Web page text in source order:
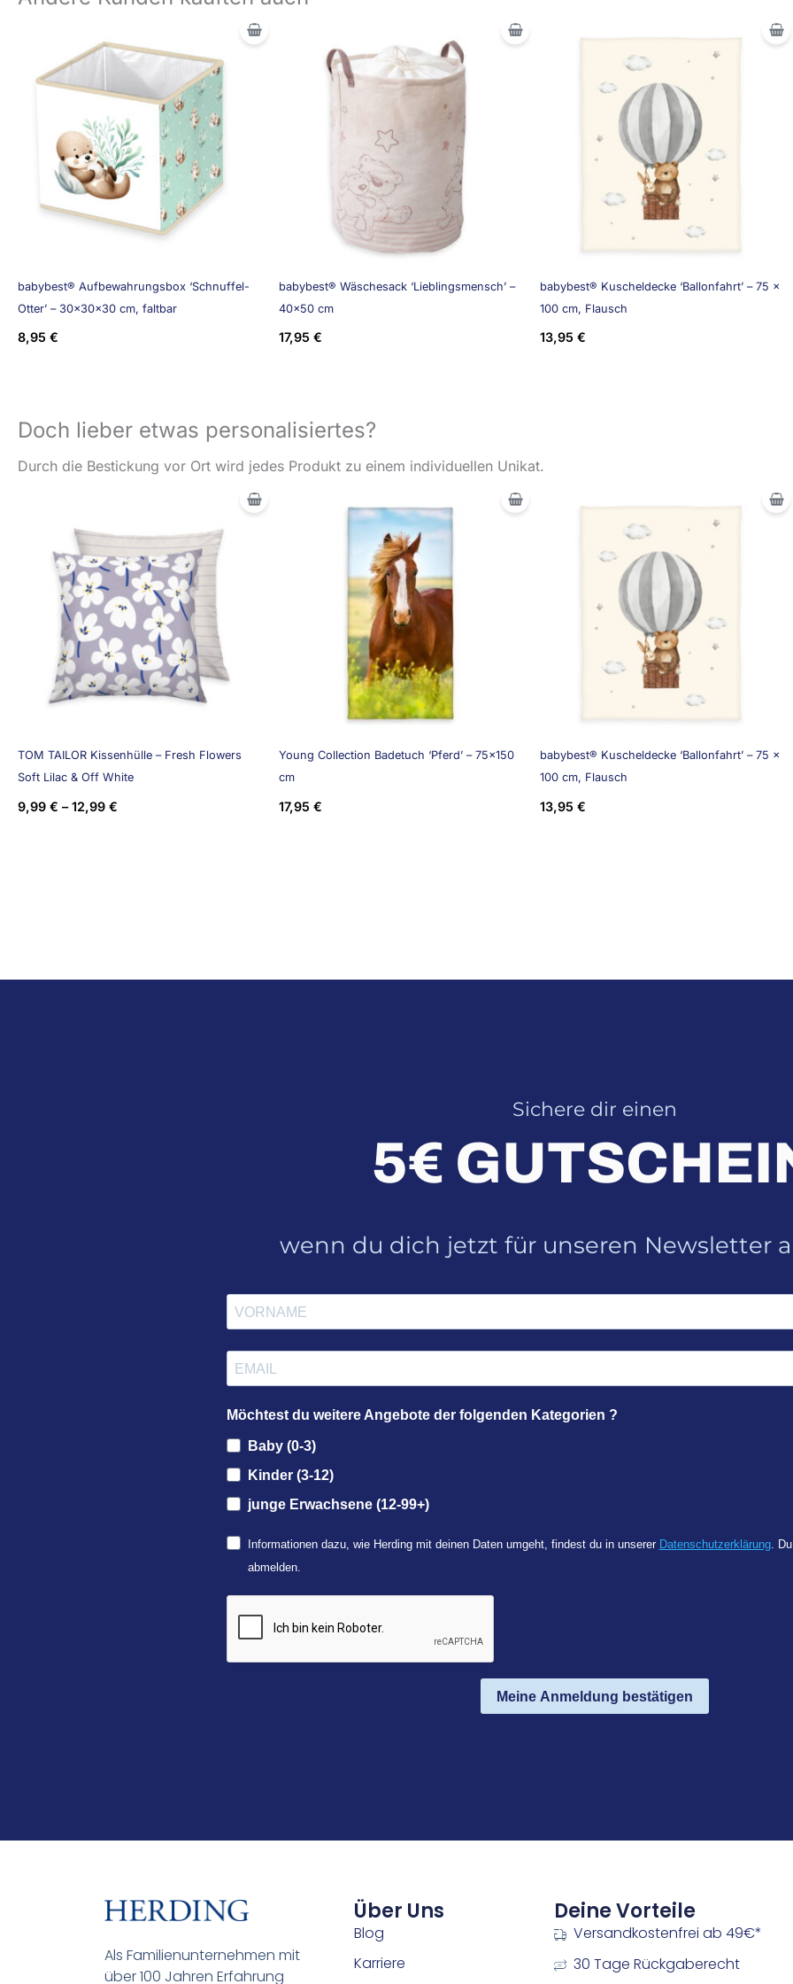
babybest® Aufbewahrungsbox ‘Schnuffel-
Otter’ – 30x30x30 cm, faltbar
8,95 €
babybest® Wäschesack ‘Lieblingsmensch’ –
40×50 cm
17,95 €
babybest® Kuscheldecke ‘Ballonfahrt’ – 75 x
100 cm, Flausch
13,95 €
Doch lieber etwas personalisiertes?
Durch die Bestickung vor Ort wird jedes Produkt zu einem individuellen Unikat.
TOM TAILOR Kissenhülle – Fresh Flowers
Soft Lilac & Off White
9,99 € –12,99 €
Young Collection Badetuch ‘Pferd’ – 75×150
cm
17,95 €
babybest® Kuscheldecke ‘Ballonfahrt’ – 75 x
100 cm, Flausch
13,95 €
Sichere dir einen
5€
wenn du dich jetzt für unseren Newsletter
Möchtest du weitere Angebote der folgenden Kategorien ?
Baby (0-3)
Kinder (3-12)
junge Erwachsene (12-99+)
Informationen dazu, wie Herding mit deinen Daten umgeht, findest du in unserer Datenschutzerklärung.
abmelden.
Meine Anmeldung bestätigen
Als Familienunternehmen mit
über 100 Jahren Erfahrung
Über Uns
Blog
Karriere
Deine Vorteile
Versandkostenfrei ab 49€*
30 Tage Rückgaberecht